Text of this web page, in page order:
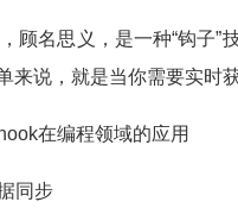
顾名思义，是一种“钩子
来说，就是当你需要实时
在编程领域的应用
同步